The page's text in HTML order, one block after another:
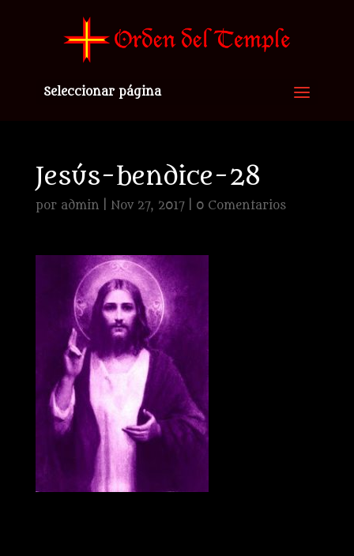
Seleccionar página
Jesús-bendice-28
por admin Nov 27, 2017| 0 Comentarios